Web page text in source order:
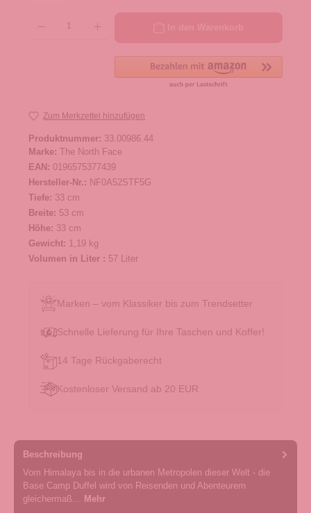
Zum Merkzettel hinzufügen
Produktnummer: 33.00986.44
Marke: The North Face
EAN: 0196575377439
Hersteller-Nr.: NF0A52STF5G
Tiefe: 33 cm
Breite: 53 cm
Höhe: 33 cm
Gewicht: 1,19 kg
Volumen in Liter : 57 Liter
Marken – vom Klassiker bis zum Trendsetter
Schnelle Lieferung für Ihre Taschen und Koffer!
14 Tage Rückgaberecht
Kostenloser Versand ab 20 EUR
Beschreibung
Vom Himalaya bis in die urbanen Metropolen dieser Welt - die
Base Camp Duffel wird von Reisenden und Abenteurern
gleichermaß…
Mehr